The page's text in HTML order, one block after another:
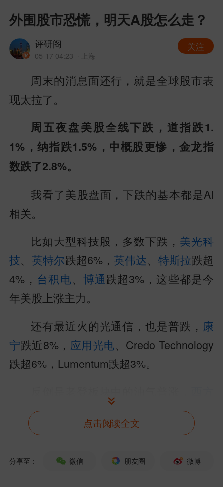
外围股市恐慌，明天A股怎么走？
评研阁
05-17 04:23 · 上海
关注
周末的消息面还行，就是全球股市表
现太拉了。
周五夜盘美股全线下跌，道指跌1.
1%，纳指跌1.5%，中概股更惨，金龙指
数跌了2.8%。
我看了美股盘面，下跌的基本都是AI
相关。
比如大型科技股，多数下跌， 美光科
技、 英特尔跌超6%， 英伟达、 特斯拉跌超
4%， 台积电、 博通跌超3%，这些都是今
年美股上涨主力。
还有最近火的光通信，也是普跌， 康
宁跌近8%， 应用光电、Credo Technology
跌超6%，Lumentum跌超3%。
涨近5%，埃克森美孚涨超4%，EOG
能源涨超3%。
美股看多了感觉和A股越来越像，老登
点击阅读全文
分享至： 微信 朋友圈 微博